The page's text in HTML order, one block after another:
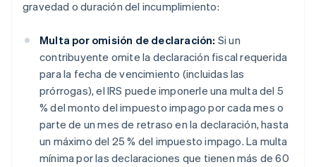
gravedad o duración del incumplimiento:
Multa por omisión de declaración: Si un
contribuyente omite la declaración fiscal requerida
para la fecha de vencimiento (incluidas las
prórrogas), el IRS puede imponerle una multa del 5
% del monto del impuesto impago por cada mes o
parte de un mes de retraso en la declaración, hasta
un máximo del 25 % del impuesto impago. La multa
mínima por las declaraciones que tienen más de 60